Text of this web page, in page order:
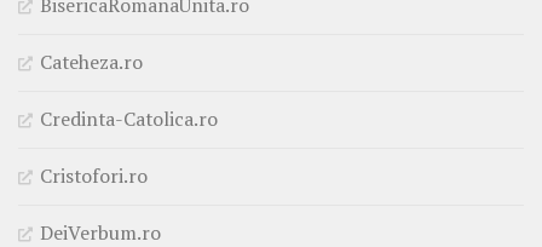
Cateheza.ro
Credinta-Catolica.ro
Cristofori.ro
DeiVerbum.ro